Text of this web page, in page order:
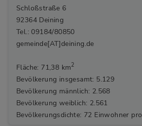
Schloßstraße 6
92364 Deining
Tel.: 09184/80850
gemeinde[AT]deining.de
Fläche: 71,38 km2
Bevölkerung insgesamt: 5.129
Bevölkerung männlich: 2.568
Bevölkerung weiblich: 2.561
Bevölkerungsdichte: 72 Einwohner